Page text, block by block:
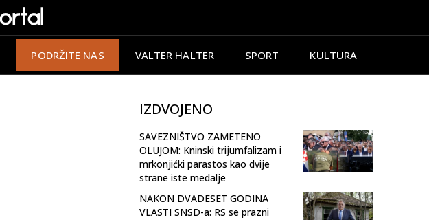
PODRŽITE NAS VALTER HALTER SPORT KULTURA
IZDVOJENO
SAVEZNIŠTVO ZAMETENO
OLUJOM: Kninski trijumfalizam i
mrkonjićki parastos kao dvije
strane iste medalje
NAKON DVADESET GODINA
VLASTI SNSD-a: RS se prazni